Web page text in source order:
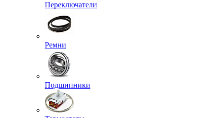
Переключатели
Ремни
Подшипники